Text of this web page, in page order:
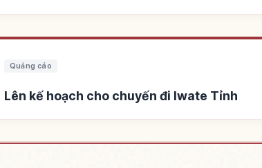
Quảng cáo
Lên kế hoạch cho chuyến đi Iwate Tỉnh